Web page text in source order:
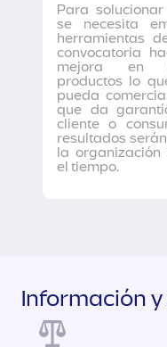
Para
se necesita
herramientas
convocatoria
mejora en
productos lo
pueda
que da
cliente o
resultados
la organización
el tiempo.
Información